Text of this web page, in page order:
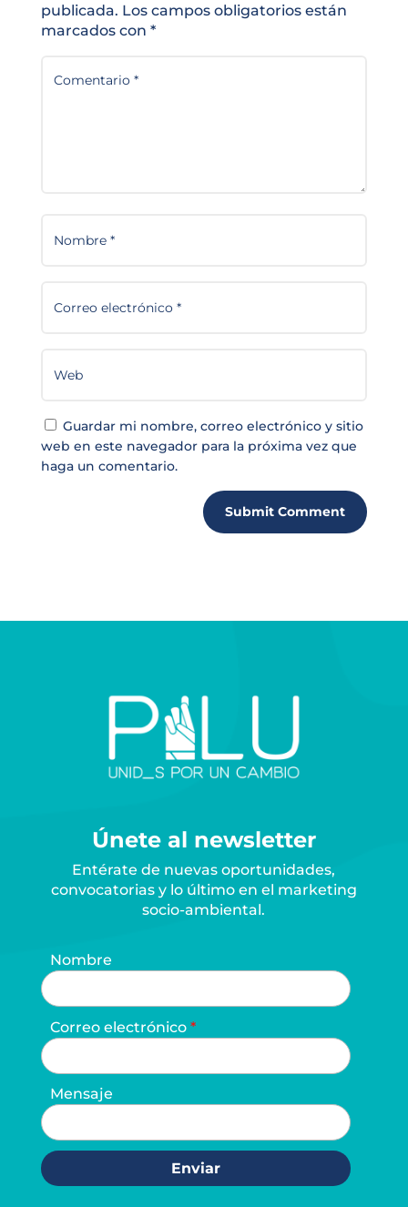
publicada. Los campos obligatorios están
marcados con *
Guardar mi nombre, correo electrónico y sitio
web en este navegador para la próxima vez que
haga un comentario.
Submit Comment
Únete al newsletter
Entérate de nuevas oportunidades,
convocatorias y lo último en el marketing
socio-ambiental.
Nombre
Correo electrónico
Mensaje
Enviar